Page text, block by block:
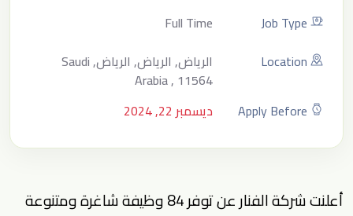
Job Type
Full Time
Location
الرياض, الرياض, الرياض, Saudi
Arabia , 11564
Apply Before
ديسمبر 22, 2024
أعلنت شركة الفنار عن توفر 84 وظيفة شاغرة ومتنوعة